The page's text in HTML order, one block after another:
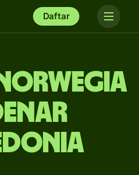
Daftar